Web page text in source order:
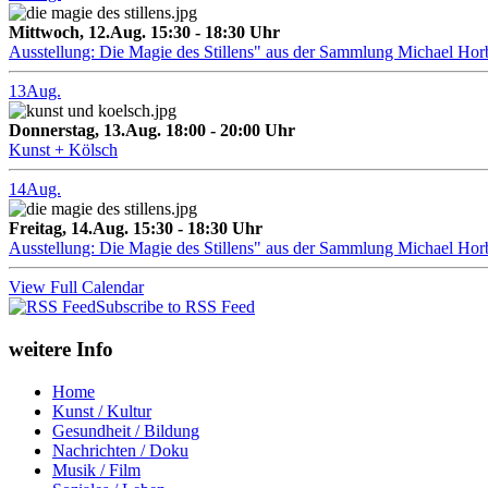
Mittwoch, 12.Aug. 15:30 - 18:30 Uhr
Ausstellung: Die Magie des Stillens" aus der Sammlung Michael
13Aug.
Donnerstag, 13.Aug. 18:00 - 20:00 Uhr
Kunst + Kölsch
14Aug.
Freitag, 14.Aug. 15:30 - 18:30 Uhr
Ausstellung: Die Magie des Stillens" aus der Sammlung Michael
View Full Calendar
Subscribe to RSS Feed
weitere Info
Home
Kunst / Kultur
Gesundheit / Bildung
Nachrichten / Doku
Musik / Film